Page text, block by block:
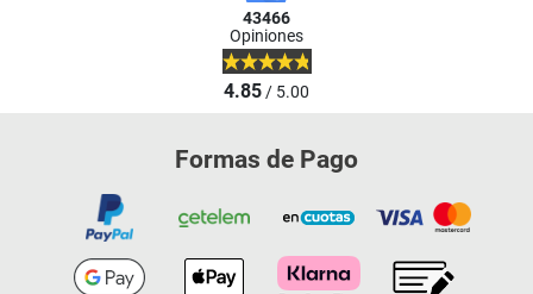
43466
Opiniones
4.85/ 5.00
Formas de Pago